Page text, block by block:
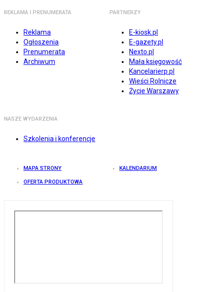
REKLAMA I PRENUMERATA
Reklama
Ogłoszenia
Prenumerata
Archiwum
PARTNERZY
E-kiosk.pl
E-gazety.pl
Nexto.pl
Mała księgowość
Kancelarierp.pl
Wieści Rolnicze
Życie Warszawy
NASZE WYDARZENIA
Szkolenia i konferencje
MAPA STRONY KALENDARIUM
OFERTA PRODUKTOWA